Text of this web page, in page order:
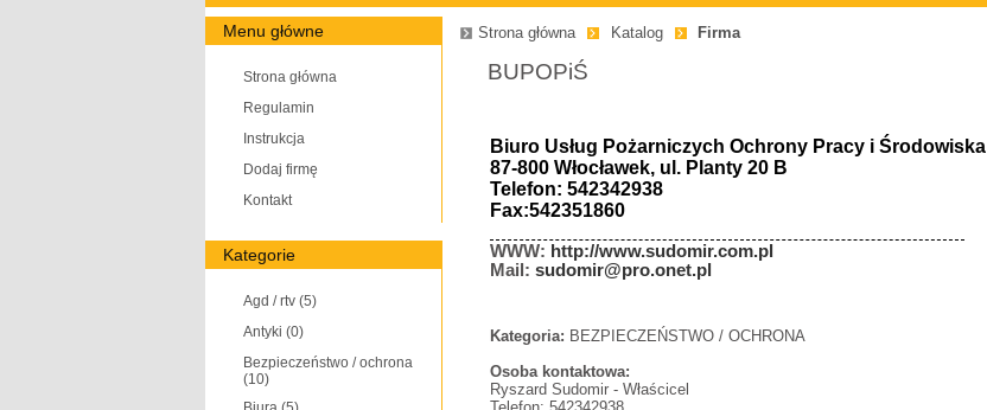
Menu główne
Strona główna
Regulamin
Instrukcja
Dodaj firmę
Kontakt
Kategorie
Agd / rtv (5)
Antyki (0)
Bezpieczeństwo / ochrona
(10)
Strona główna Katalog Firma
BUPOPiŚ
Biuro Usług Pożarniczych Ochrony Pracy i Środowiska
87-800 Włocławek, ul. Planty 20 B
Telefon: 542342938
Fax:542351860
WWW: http://www.sudomir.com.pl
Mail: sudomir@pro.onet.pl
Kategoria: BEZPIECZEŃSTWO / OCHRONA
Osoba kontaktowa:
Ryszard Sudomir - Właścicel